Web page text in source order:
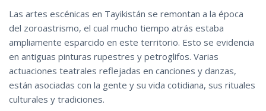
Las artes escénicas en Tayikistán se remontan a la época
del zoroastrismo, el cual mucho tiempo atrás estaba
ampliamente esparcido en este territorio. Esto se evidencia
en antiguas pinturas rupestres y petroglifos. Varias
actuaciones teatrales reflejadas en canciones y danzas,
están asociadas con la gente y su vida cotidiana, sus rituales
culturales y tradiciones.